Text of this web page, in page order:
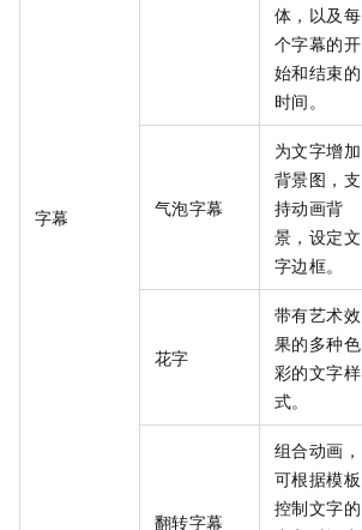
字幕
体，以及每
个字幕的开
始和结束的
时间。
气泡字幕
为文字增加
背景图，支
持动画背
景，设定文
字边框。
花字
带有艺术效
果的多种色
彩的文字样
式。
翻转字幕
组合动画，
可根据模板
控制文字的